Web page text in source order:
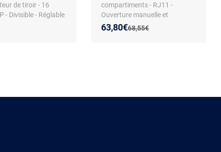
de tiroir - 16
- Divisible - Réglable
compartiments - RJ11 -
Ouverture manuelle et
automatiqueAncien prix :
68,55€
Nouveau prix :
63,80€
Réduction de :